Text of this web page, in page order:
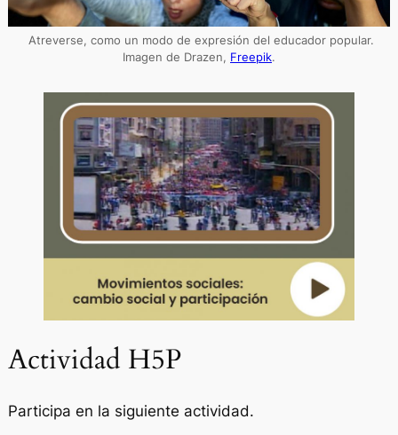
Atreverse, como un modo de expresión del educador popular.
Imagen de Drazen, Freepik.
Actividad H5P
Participa en la siguiente actividad.